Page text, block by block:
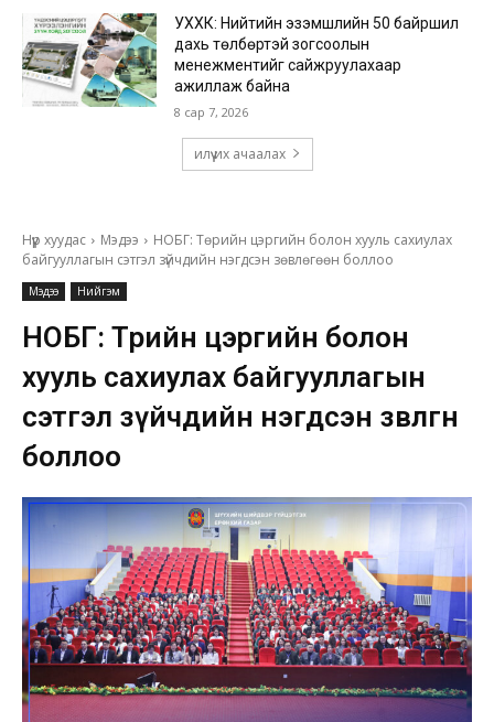
УХХК: Нийтийн эзэмшлийн 50 байршил
дахь төлбөртэй зогсоолын
менежментийг сайжруулахаар
ажиллаж байна
8 сар 7, 2026
илүү их ачаалах